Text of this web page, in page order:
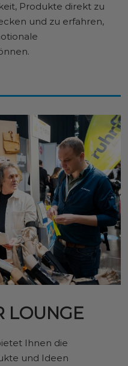
Produkte direkt zu
und zu erfahren,
LOUNGE
Ihnen die
und Ideen